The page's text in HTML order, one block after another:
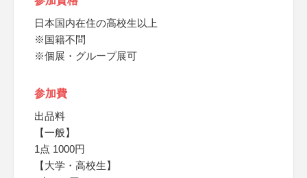
日本国内在住の高校生以上
※国籍不問
※個展・グループ展可
参加費
出品料
【一般】
1点 1000円
【大学・高校生】